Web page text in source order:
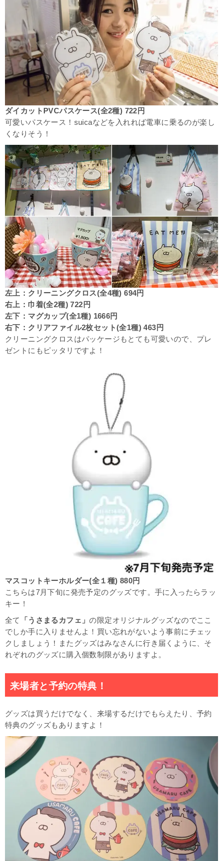
ダイカットPVCパスケース(全2種) 722円
可愛いパスケース！suicaなどを入れれば電車に乗るのが楽し
くなりそう！
左上：クリーニングクロス(全4種) 694円
右上：巾着(全2種) 722円
左下：マグカップ(全1種) 1666円
右下：クリアファイル2枚セット(全1種) 463円
クリーニングクロスはパッケージもとても可愛いので、プレ
ゼントにもピッタリですよ！
マスコットキーホルダー(全１種) 880円
こちらは7月下旬に発売予定のグッズです。手に入ったらラッ
キー！
全て 「うさまるカフェ」の限定オリジナルグッズなのでここ
でしか手に入りませんよ！買い忘れがないよう事前にチェッ
クしましょう！またグッズはみなさんに行き届くように、そ
れぞれのグッズに購入個数制限がありますよ。
来場者と予約の特典！
グッズは買うだけでなく、来場するだけでもらえたり、予約
特典のグッズもありますよ！